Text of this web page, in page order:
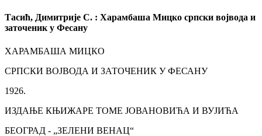
Тасић, Димитрије С. : Харамбаша Мицко српски војвода и
заточеник у Фесану
ХАРАМБАША МИЦКО
СРПСКИ ВОЈВОДА И ЗАТОЧЕНИК У ФЕСАНУ
1926.
ИЗДАЊЕ КЊИЖАРЕ ТОМЕ ЈОВАНОВИЋА И ВУЈИЋА
БЕОГРАД - „ЗЕЛЕНИ ВЕНАЦ“